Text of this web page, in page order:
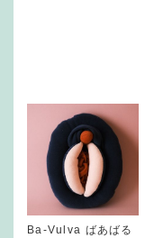
Ba-Vulva ばあばる